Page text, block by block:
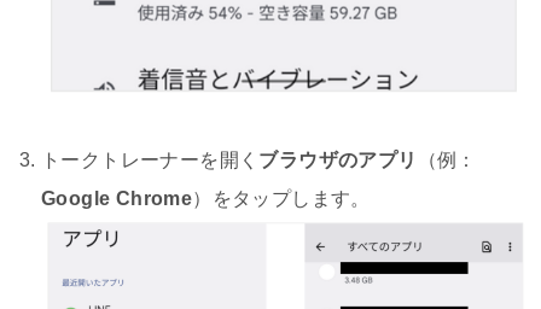
トークトレーナーを開く ブラウザのアプリ
（例：
Google Chrome）をタップします。